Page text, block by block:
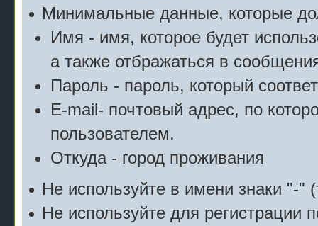
Минимальные данные, которые
Имя - имя, которое будет
а также отбражаться в
Пароль - пароль, который
E-mail- почтовый адрес, по
пользователем.
Откуда - город проживания
Не используйте в имени знаки "-"
Не используйте для регистрации